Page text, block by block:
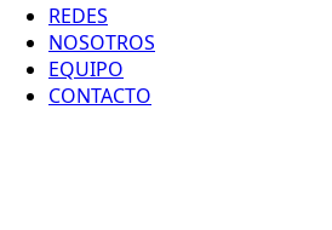
REDES
NOSOTROS
EQUIPO
CONTACTO